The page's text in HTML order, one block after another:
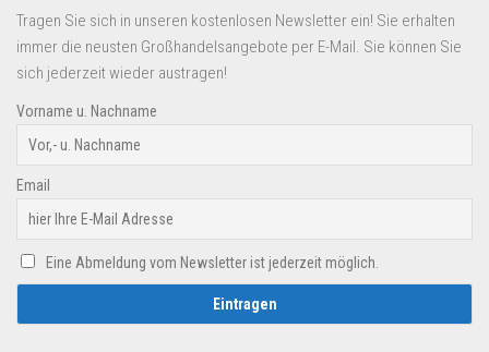
Tragen Sie sich in unseren kostenlosen Newsletter ein! Sie erhalten
immer die neusten Großhandelsangebote per E-Mail. Sie können Sie
sich jederzeit wieder austragen!
Vorname u. Nachname
Email
Eine Abmeldung vom Newsletter ist jederzeit möglich.